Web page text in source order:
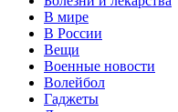
В мире
В России
Вещи
Военные новости
Волейбол
Гаджеты